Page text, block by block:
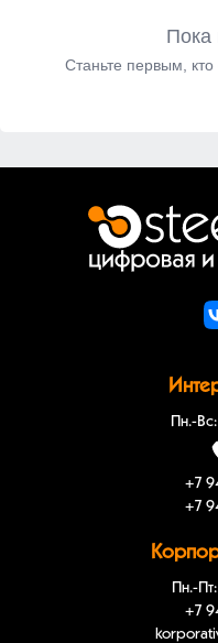
Пока
Станьте первым, кто
Пн.-
+7
+7
Пн.-
+7